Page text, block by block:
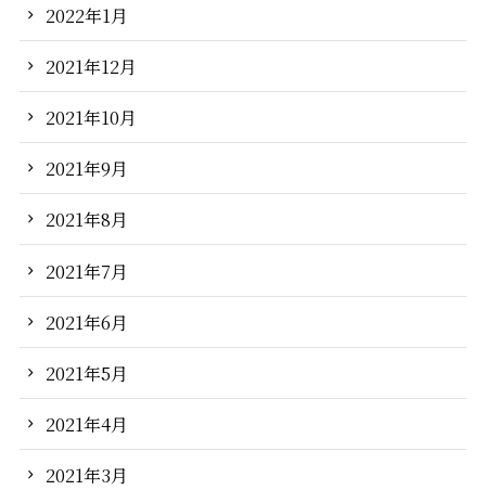
2022年1月
2021年12月
2021年10月
2021年9月
2021年8月
2021年7月
2021年6月
2021年5月
2021年4月
2021年3月